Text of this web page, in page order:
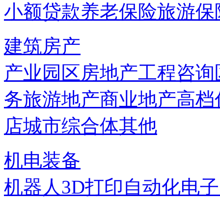
小额贷款养老保险旅游保
建筑房产
产业园区房地产工程咨询
务旅游地产商业地产高档
店城市综合体其他
机电装备
机器人3D打印自动化电